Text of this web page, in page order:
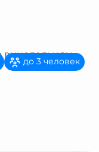
до 3 человек